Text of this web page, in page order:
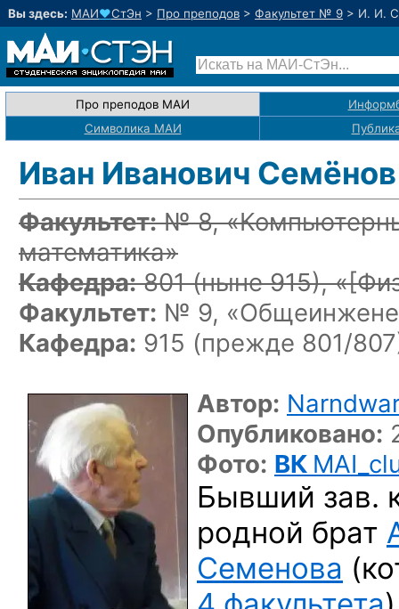
Вы здесь: МАИ♥СтЭн > Про преподов > Факультет № 9 > И. И.
Про преподов МАИ
Символика МАИ
Иван Иванович Семёнов
Факультет:№ 8,
математика»
Кафедра:801(ныне 915), «
Факультет: № 9,
Кафедра: 915 (прежде 801/
Автор:
Опубликовано:
Фото: ВК
Бывший зав.
родной брат
Семенова